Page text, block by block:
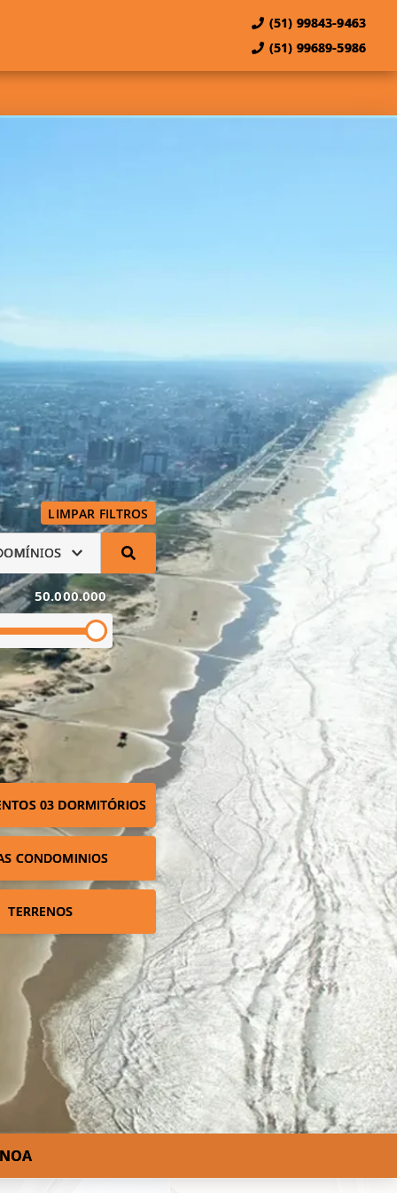
(51) 99843-9463
(51) 99689-5986
LIMPAR FILTROS
50.000.000
03 DORMITÓRIOS
CONDOMINIOS
TERRENOS